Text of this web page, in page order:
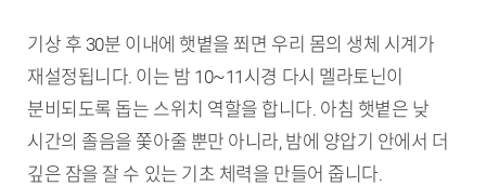
기상 후 30분 이내에 햇볕을 쬐면 우리 몸의 생체 시계가
재설정됩니다. 이는 밤 10~11시경 다시 멜라토닌이
분비되도록 돕는 스위치 역할을 합니다. 아침 햇볕은 낮
시간의 졸음을 쫓아줄 뿐만 아니라, 밤에 양압기 안에서 더
깊은 잠을 잘 수 있는 기초 체력을 만들어 줍니다.